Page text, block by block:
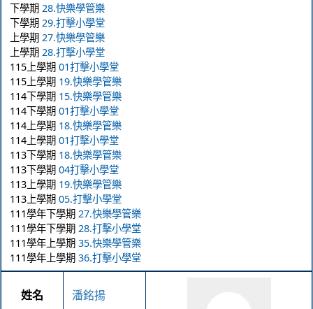
下學期 28.快樂學管樂
下學期 29.打擊小學堂
上學期 27.快樂學管樂
上學期 28.打擊小學堂
115上學期 01打擊小學堂
115上學期 19.快樂學管樂
114下學期 15.快樂學管樂
114下學期 01打擊小學堂
114上學期 18.快樂學管樂
114上學期 01打擊小學堂
113下學期 18.快樂學管樂
113下學期 04打擊小學堂
113上學期 19.快樂學管樂
113上學期 05.打擊小學堂
111學年下學期 27.快樂學管樂
111學年下學期 28.打擊小學堂
111學年上學期 35.快樂學管樂
111學年上學期 36.打擊小學堂
姓名 潘銘揚